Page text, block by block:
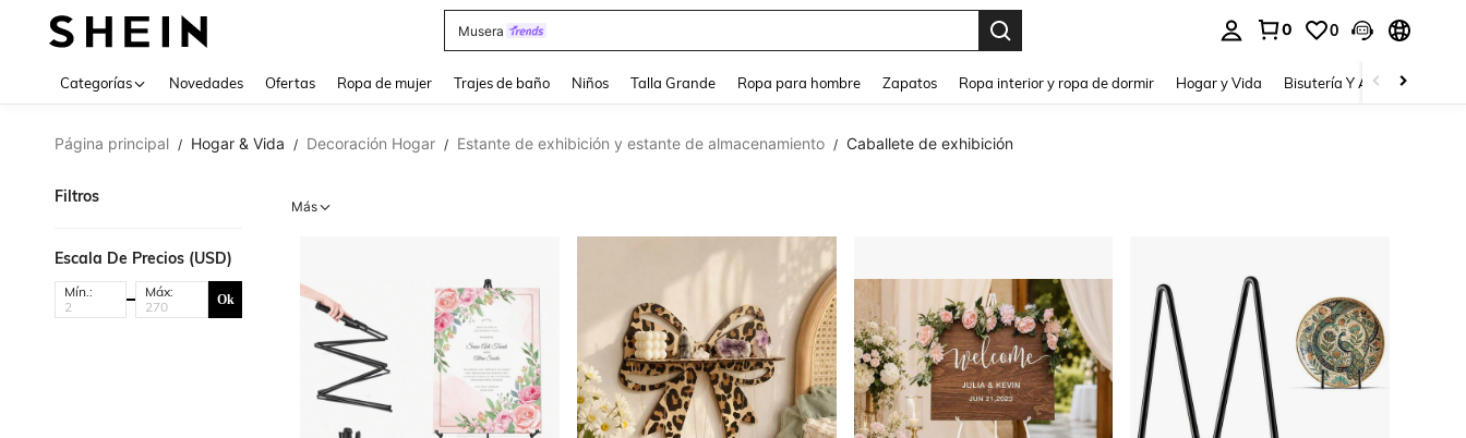
Musera 0 0
Categorías Novedades Ofertas Ropa de mujer Trajes de baño Niños Talla Grande Ropa para hombre Zapatos Ropa interior y ropa de dormir Hogar y Vida Bisutería Y Accesorios
Página principal / Hogar & Vida / Decoración Hogar / Estante de exhibición y estante de almacenamiento / Caballete de exhibición
Filtros
Escala De Precios (USD)
Mín.: Máx: Ok
Más